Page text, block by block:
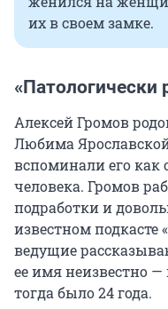
их в своем замке.
«Патологически
Алексей Громов
Любима
вспоминали его как
человека. Громов
подработки и
известном
ведущие
ее имя неизвестно —
тогда было 24 года.